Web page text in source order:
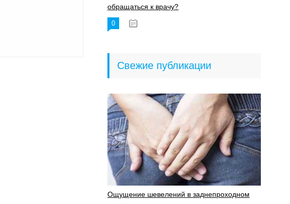
обращаться к врачу?
0
Свежие публикации
Ощущение шевелений в заднепроходном